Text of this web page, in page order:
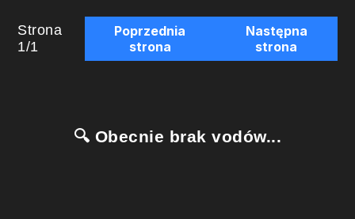
Strona
1/1
Poprzednia
strona
Następna
strona
🔍 Obecnie brak vodów...